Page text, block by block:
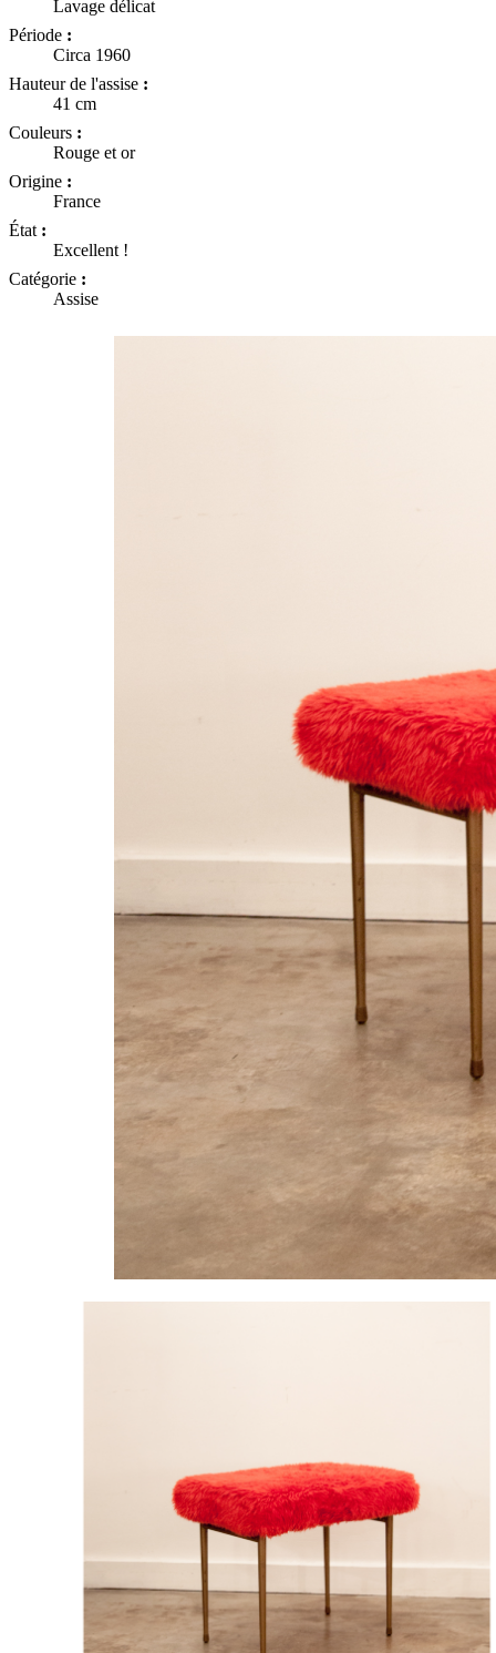
Lavage délicat
Période :
Circa 1960
Hauteur de l'assise :
41 cm
Couleurs :
Rouge et or
Origine :
France
État :
Excellent !
Catégorie :
Assise